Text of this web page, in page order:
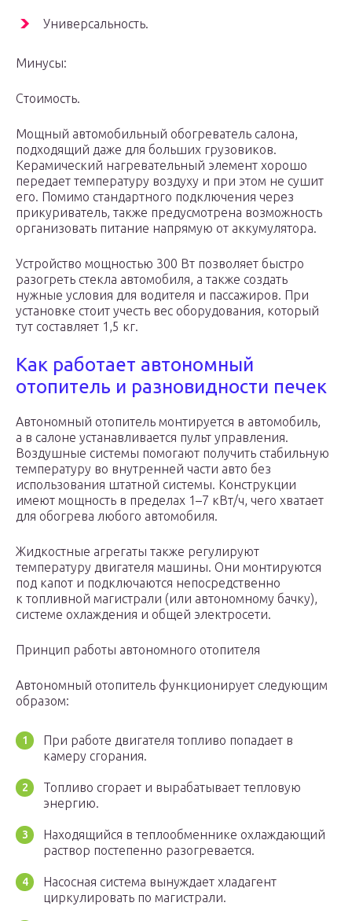
Универсальность.
Минусы:
Стоимость.
Мощный автомобильный обогреватель салона,
подходящий даже для больших грузовиков.
Керамический нагревательный элемент хорошо
передает температуру воздуху и при этом не сушит
его. Помимо стандартного подключения через
прикуриватель, также предусмотрена возможность
организовать питание напрямую от аккумулятора.
Устройство мощностью 300 Вт позволяет быстро
разогреть стекла автомобиля, а также создать
нужные условия для водителя и пассажиров. При
установке стоит учесть вес оборудования, который
тут составляет 1,5 кг.
Как работает автономный
отопитель и разновидности печек
Автономный отопитель монтируется в автомобиль,
а в салоне устанавливается пульт управления.
Воздушные системы помогают получить стабильную
температуру во внутренней части авто без
использования штатной системы. Конструкции
имеют мощность в пределах 1–7 кВт/ч, чего хватает
для обогрева любого автомобиля.
Жидкостные агрегаты также регулируют
температуру двигателя машины. Они монтируются
под капот и подключаются непосредственно
к топливной магистрали (или автономному бачку),
системе охлаждения и общей электросети.
Принцип работы автономного отопителя
Автономный отопитель функционирует следующим
образом:
При работе двигателя топливо попадает в
камеру сгорания.
Топливо сгорает и вырабатывает тепловую
энергию.
Находящийся в теплообменнике охлаждающий
раствор постепенно разогревается.
Насосная система вынуждает хладагент
циркулировать по магистрали.